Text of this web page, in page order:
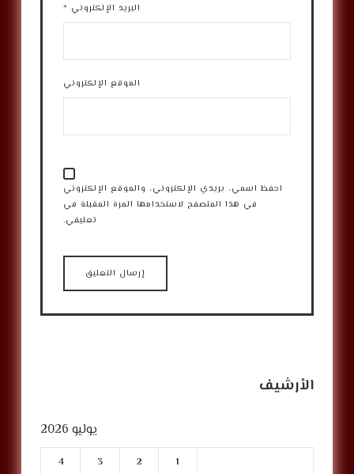
البريد الإلكتروني *
الموقع الإلكتروني
احفظ اسمي، بريدي الإلكتروني، والموقع الإلكتروني
في هذا المتصفح لاستخدامها المرة المقبلة في
تعليقي.
الأرشيف
يوليو 2026
1
2
3
4